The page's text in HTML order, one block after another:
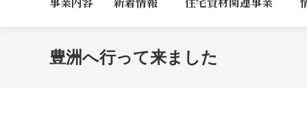
豊洲へ行って来ました